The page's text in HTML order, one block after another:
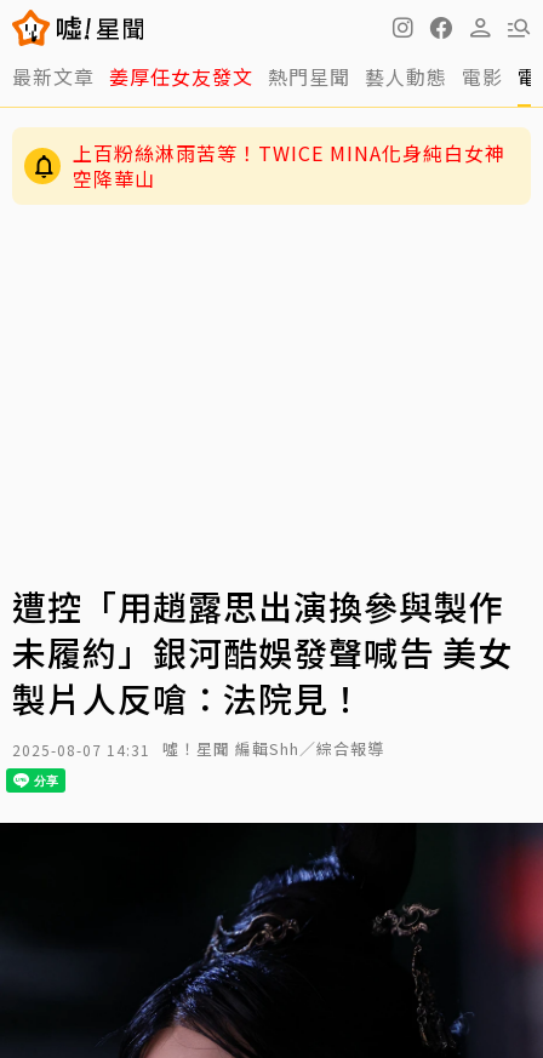
最新文章 姜厚任女友發文 熱門星聞 藝人動態 電影
上百粉絲淋雨苦等！TWICE MINA化身純白女神
空降華山
遭控「用趙露思出演換參與製作
未履約」銀河酷娛發聲喊告 美女
製片人反嗆：法院見！
2025-08-07 14:31 噓！星聞 編輯Shh／綜合報導